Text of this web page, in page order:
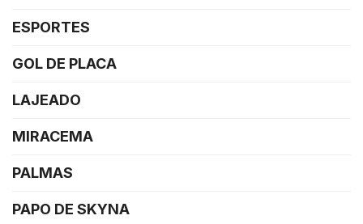
ESPORTES
GOL DE PLACA
LAJEADO
MIRACEMA
PALMAS
PAPO DE SKYNA